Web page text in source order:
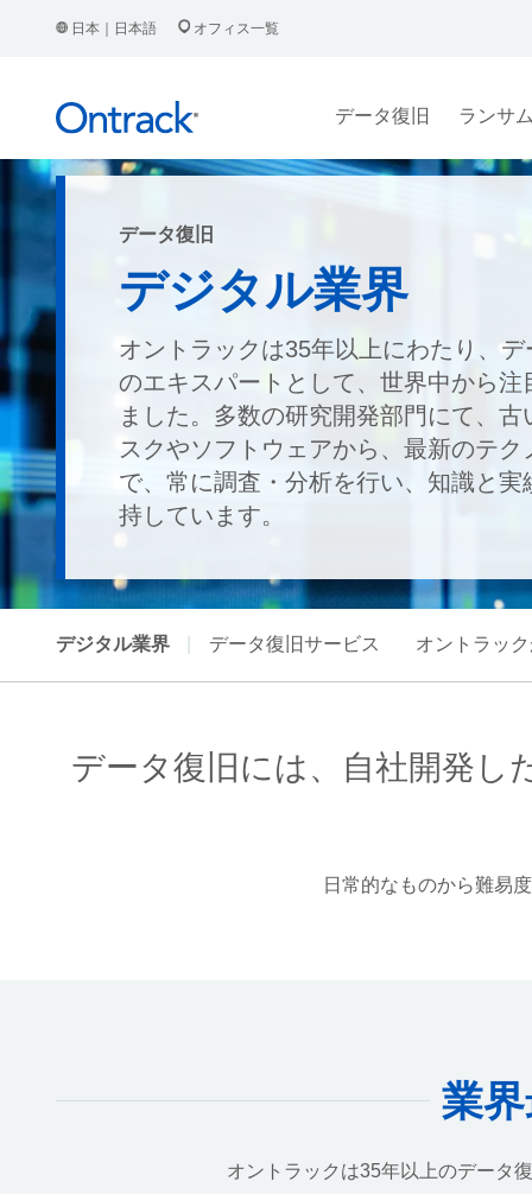
日本｜日本語 オフィス一覧
データ復旧 ランサ
データ復旧
デジタル業界
オントラックは35年以上にわたり、
のエキスパートとして、世界中から注
ました。多数の研究開発部門にて、古
スクやソフトウェアから、最新のテク
で、常に調査・分析を行い、知識と実
持しています。
デジタル業界 データ復旧サービス オントラッ
データ復旧には、自社開発し
日常的なものから難易
業
オントラックは35年以上のデータ